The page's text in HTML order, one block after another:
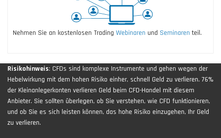
Nehmen Sie an kostenlosen Trading Webinaren und Seminaren teil.
Risikohinweis: CFDs sind komplexe Instrumente und gehen wegen der
Hebelwirkung mit dem hohen Risiko einher, schnell Geld zu verlieren. 76%
der Kleinanlegerkonten verlieren Geld beim CFD-Handel mit diesem
Anbieter. Sie sollten überlegen, ob Sie verstehen, wie CFD funktionieren,
und ob Sie es sich leisten können, das hohe Risiko einzugehen, Ihr Geld
zu verlieren.